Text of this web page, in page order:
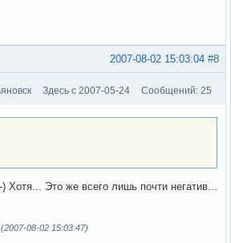
#8
2007-08-02 15:03:04
Здесь с 2007-05-24 Сообщений: 25
Хотя... Это же всего лишь почти негатив...
08-02 15:03:47)